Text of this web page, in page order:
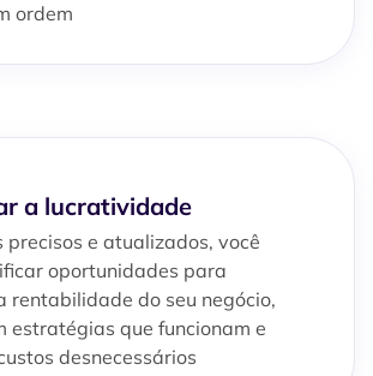
ordem
a lucratividade
precisos e atualizados, você
oportunidades para
rentabilidade do seu negócio,
estratégias que funcionam e
desnecessários